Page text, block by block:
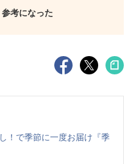
参考になった
！で季節に一度お届け『季